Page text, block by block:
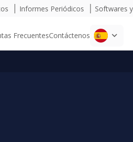
Informes Periódicos Softwares
FrecuentesContáctenos